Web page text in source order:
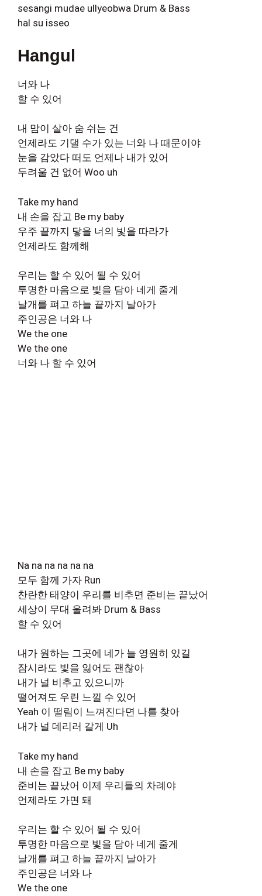
sesangi mudae ullyeobwa Drum & Bass
hal su isseo
Hangul
너와 나
할 수 있어
내 맘이 살아 숨 쉬는 건
언제라도 기댈 수가 있는 너와 나 때문이야
눈을 감았다 떠도 언제나 내가 있어
두려울 건 없어 Woo uh
Take my hand
내 손을 잡고 Be my baby
우주 끝까지 닿을 너의 빛을 따라가
언제라도 함께해
우리는 할 수 있어 될 수 있어
투명한 마음으로 빛을 담아 네게 줄게
날개를 펴고 하늘 끝까지 날아가
주인공은 너와 나
We the one
We the one
너와 나 할 수 있어
Na na na na na na
모두 함께 가자 Run
찬란한 태양이 우리를 비추면 준비는 끝났어
세상이 무대 울려봐 Drum & Bass
할 수 있어
내가 원하는 그곳에 네가 늘 영원히 있길
잠시라도 빛을 잃어도 괜찮아
내가 널 비추고 있으니까
떨어져도 우린 느낄 수 있어
Yeah 이 떨림이 느껴진다면 나를 찾아
내가 널 데리러 갈게 Uh
Take my hand
내 손을 잡고 Be my baby
준비는 끝났어 이제 우리들의 차례야
언제라도 가면 돼
우리는 할 수 있어 될 수 있어
투명한 마음으로 빛을 담아 네게 줄게
날개를 펴고 하늘 끝까지 날아가
주인공은 너와 나
We the one